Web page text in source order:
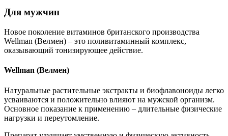
Для мужчин
Новое поколение витаминов британского производства
Wellman (Велмен) – это поливитаминный комплекс,
оказывающий тонизирующее действие.
Wellman (Велмен)
Натуральные растительные экстракты и биофлавоноиды легко
усваиваются и положительно влияют на мужской организм.
Основное показание к применению ‒ длительные физические
нагрузки и переутомление.